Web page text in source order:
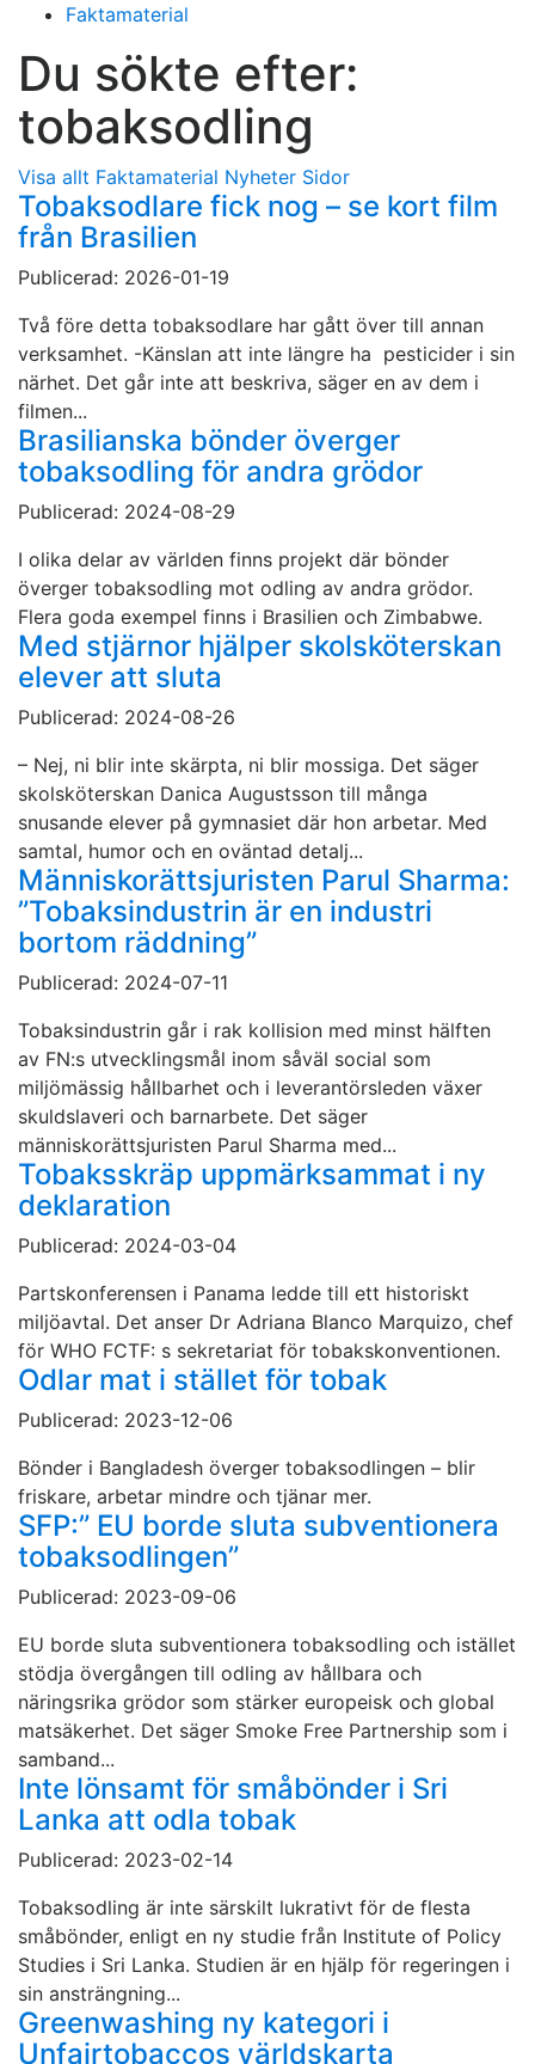
Faktamaterial
Du sökte efter:
tobaksodling
Visa allt Faktamaterial Nyheter Sidor
Tobaksodlare fick nog – se kort film
från Brasilien
Publicerad: 2026-01-19
Två före detta tobaksodlare har gått över till annan
verksamhet. -Känslan att inte längre ha pesticider i sin
närhet. Det går inte att beskriva, säger en av dem i
filmen...
Brasilianska bönder överger
tobaksodling för andra grödor
Publicerad: 2024-08-29
I olika delar av världen finns projekt där bönder
överger tobaksodling mot odling av andra grödor.
Flera goda exempel finns i Brasilien och Zimbabwe.
Med stjärnor hjälper skolsköterskan
elever att sluta
Publicerad: 2024-08-26
– Nej, ni blir inte skärpta, ni blir mossiga. Det säger
skolsköterskan Danica Augustsson till många
snusande elever på gymnasiet där hon arbetar. Med
samtal, humor och en oväntad detalj...
Människorättsjuristen Parul Sharma:
”Tobaksindustrin är en industri
bortom räddning”
Publicerad: 2024-07-11
Tobaksindustrin går i rak kollision med minst hälften
av FN:s utvecklingsmål inom såväl social som
miljömässig hållbarhet och i leverantörsleden växer
skuldslaveri och barnarbete. Det säger
människorättsjuristen Parul Sharma med...
Tobaksskräp uppmärksammat i ny
deklaration
Publicerad: 2024-03-04
Partskonferensen i Panama ledde till ett historiskt
miljöavtal. Det anser Dr Adriana Blanco Marquizo, chef
för WHO FCTF: s sekretariat för tobakskonventionen.
Odlar mat i stället för tobak
Publicerad: 2023-12-06
Bönder i Bangladesh överger tobaksodlingen – blir
friskare, arbetar mindre och tjänar mer.
SFP:” EU borde sluta subventionera
tobaksodlingen”
Publicerad: 2023-09-06
EU borde sluta subventionera tobaksodling och istället
stödja övergången till odling av hållbara och
näringsrika grödor som stärker europeisk och global
matsäkerhet. Det säger Smoke Free Partnership som i
samband...
Inte lönsamt för småbönder i Sri
Lanka att odla tobak
Publicerad: 2023-02-14
Tobaksodling är inte särskilt lukrativt för de flesta
småbönder, enligt en ny studie från Institute of Policy
Studies i Sri Lanka. Studien är en hjälp för regeringen i
sin ansträngning...
Greenwashing ny kategori i
Unfairtobaccos världskarta